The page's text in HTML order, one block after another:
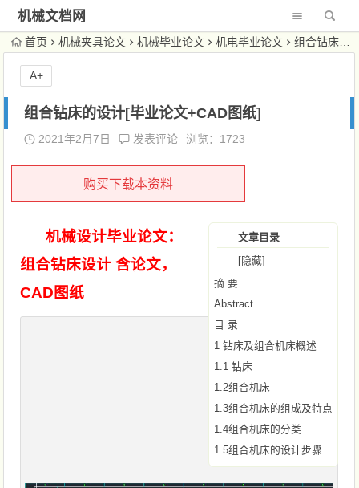
机械文档网
首页 机械夹具论文 机械毕业论文 机电毕业论文 组合钻床的设计[毕业论文+CAD图纸]
组合钻床的设计[毕业论文+CAD图纸]
2021年2月7日 发表评论 浏览：1723
购买下载本资料
文章目录
[隐藏]
摘 要
Abstract
目 录
1 钻床及组合机床概述
1.1 钻床
1.2组合机床
1.3组合机床的组成及特点
1.4组合机床的分类
1.5组合机床的设计步骤
机械设计毕业论文：
组合钻床设计 含论文，
CAD图纸
A+